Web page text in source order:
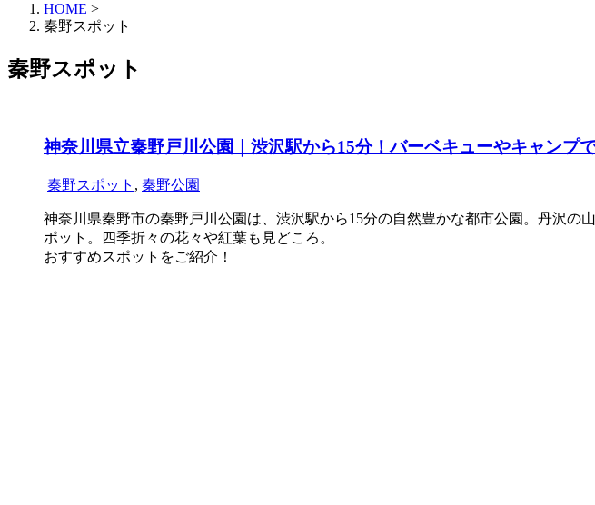
HOME >
秦野スポット
秦野スポット
神奈川県立秦野戸川公園｜渋沢駅から15分！バーベキューやキャンプ
秦野スポット , 秦野公園
神奈川県秦野市の秦野戸川公園は、渋沢駅から15分の自然豊かな都市公園。丹沢
ポット。四季折々の花々や紅葉も見どころ。
おすすめスポットをご紹介！